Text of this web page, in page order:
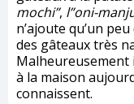
mochi”, l”oni-
n’ajoute qu’un
des gâteaux très
Malheureusement
à la maison
connaissent.